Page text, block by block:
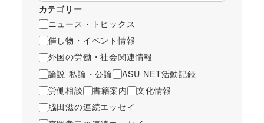
カテゴリー
ニュース・トピックス
催し物・イベント情報
外国の労働・社会関連情報
論説-私論・公論
ASU-NET活動記録
労働相談
書籍案内
文化情報
脇田滋の連続エッセイ